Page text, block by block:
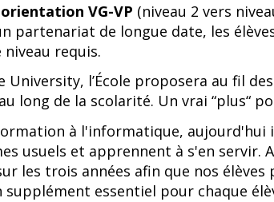
VG-VP (niveau 2 vers
partenariat de longue date, les
niveau requis.
l’École proposera au fil
long de la scolarité. Un vrai “plus“
à l'informatique, aujourd'hui
usuels et apprennent à s'en servir.
les trois années afin que nos élèves
supplément essentiel pour chaque